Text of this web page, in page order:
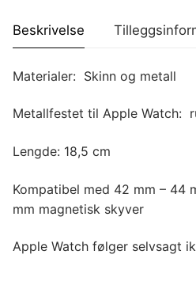
Beskrivelse
Materialer: Skinn og metall
Metallfestet til Apple Watch:
Lengde: 18,5 cm
Kompatibel med 42 mm – 44
mm magnetisk skyver
Apple Watch følger selvsagt